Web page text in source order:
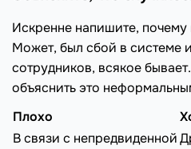
Искренне напишите,
Может, был сбой в системе
сотрудников, всякое
объяснить это
Плохо
В связи с непредвиденной